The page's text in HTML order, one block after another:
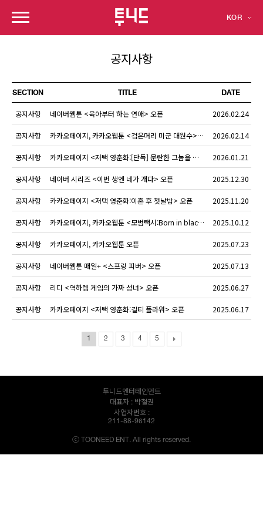
KOR
공지사항
SECTION TITLE DATE
공지사항 네이버웹툰 <육아부터 하는 연애> 오픈 2026.02.24
공지사항 카카오페이지, 카카오웹툰 <검은머리 미군 대원수> 오픈 2026.02.14
공지사항 카카오페이지 <저택 영춘화:[단독] 문란한 그놈을 고발합니다!> 오픈 2026.01.21
공지사항 네이버 시리즈 <이번 생엔 네가 개다> 오픈 2025.12.30
공지사항 카카오페이지 <저택 영춘화:이혼 후 첫날밤> 오픈 2025.11.20
공지사항 카카오페이지, 카카오웹툰 <모범택시:Born in black> 오픈 2025.10.12
공지사항 카카오페이지, 카카오웹툰오픈 2025.07.23
공지사항 네이버웹툰 매일+ <스프링 피버> 오픈 2025.07.13
공지사항 리디 <역하렘 게임의 가짜 성녀> 오픈 2025.06.27
공지사항 카카오페이지 <저택 영춘화:길티 플라워> 오픈 2025.06.17
1 2 3 4 5
투니드엔터테인먼트
대표자 : 박철권
사업자번호 :
211-88-96142
ⓒ TOONEED ENT. All rights reserved.